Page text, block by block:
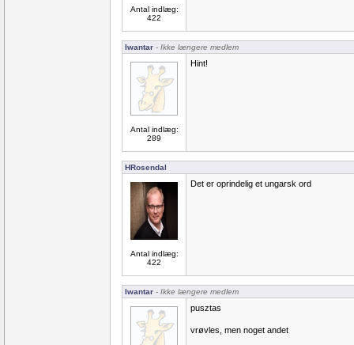
Antal indlæg:
422
Iwantar - Ikke længere medlem
Antal indlæg:
289
Hint!
HRosendal
Antal indlæg:
422
Det er oprindelig et ungarsk ord
Iwantar - Ikke længere medlem
pusztas
vrøvles, men noget andet